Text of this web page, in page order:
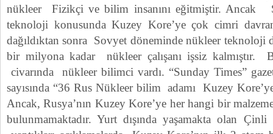
nükleer Fizikçi ve bilim insanını eğitmiştir. Ancak
teknoloji konusunda Kuzey Kore’ye çok cimri
dağıldıktan sonra Sovyet döneminde nükleer teknoloji
bir milyona kadar nükleer çalışanı işsiz kalmıştır.
civarında nükleer bilimci vardı. “Sunday Times”
sayısında “36 Rus Nükleer bilim adamı Kuzey
Ancak, Rusya’nın Kuzey Kore’ye her hangi bir
bulunmamaktadır. Yurt dışında yaşamakta olan